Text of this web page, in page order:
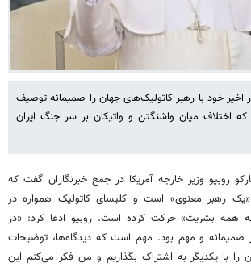
اخیر خود با رهبر کاتولیک‌های جهان را صمیمانه توصیف
اختلاف میان واشنگتن و واتیکان بر سر جنگ ایران
روبیو وزیر خارجه آمریکا در جمع خبرنگاران گفت که
رهبر معنوی» است و کلیسای کاتولیک همواره در
همه بشریت» حرکت کرده است. روبیو ادعا کرد: «در
صمیمانه و مهم بود. مهم است که دیدگاه‌ها، توضیحات
با یکدیگر به اشتراک بگذاریم و من فکر می‌کنم این